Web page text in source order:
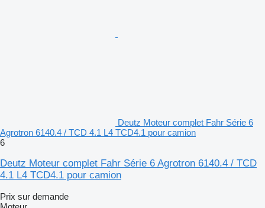
Deutz Moteur complet Fahr Série 6
Agrotron 6140.4 / TCD 4.1 L4 TCD4.1 pour camion
6
Deutz Moteur complet Fahr Série 6 Agrotron 6140.4 / TCD
4.1 L4 TCD4.1 pour camion
Prix sur demande